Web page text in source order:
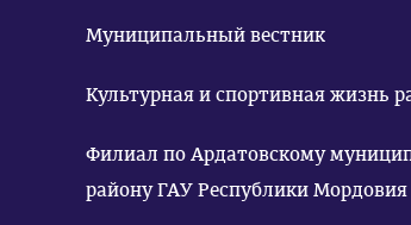
Муниципальный вестник
Культурная и спортивная жизнь
Филиал по Ардатовскому
району ГАУ Республики